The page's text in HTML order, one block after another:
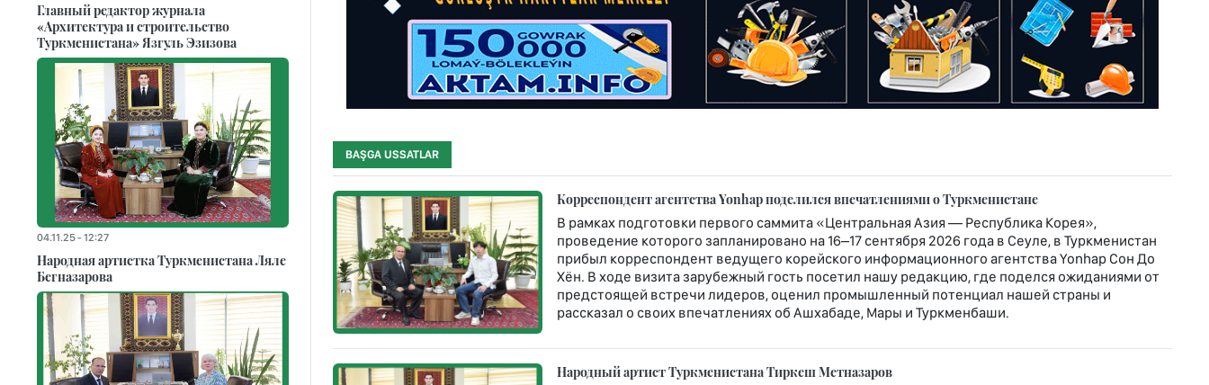
BAŞGA USSATLAR
Корреспондент агентства Yonhap поделился впечатлениями о Туркменистане
В рамках подготовки первого саммита «Центральная Азия — Республика Корея»,
проведение которого запланировано на 16–17 сентября 2026 года в Сеуле, в Туркменистан
прибыл корреспондент ведущего корейского информационного агентства Yonhap Сон До
Хён. В ходе визита зарубежный гость посетил нашу редакцию, где поделся ожиданиями от
предстоящей встречи лидеров, оценил промышленный потенциал нашей страны и
рассказал о своих впечатлениях об Ашхабаде, Мары и Туркменбаши.
Народный артист Туркменистана Тиркеш Мeтназаров
Главный редактор журнала
«Архитектура и строительство
Туркменистана» Язгуль Эзизова
04.11.25 - 12:27
Народная артистка Туркменистана Ляле
Бегназарова